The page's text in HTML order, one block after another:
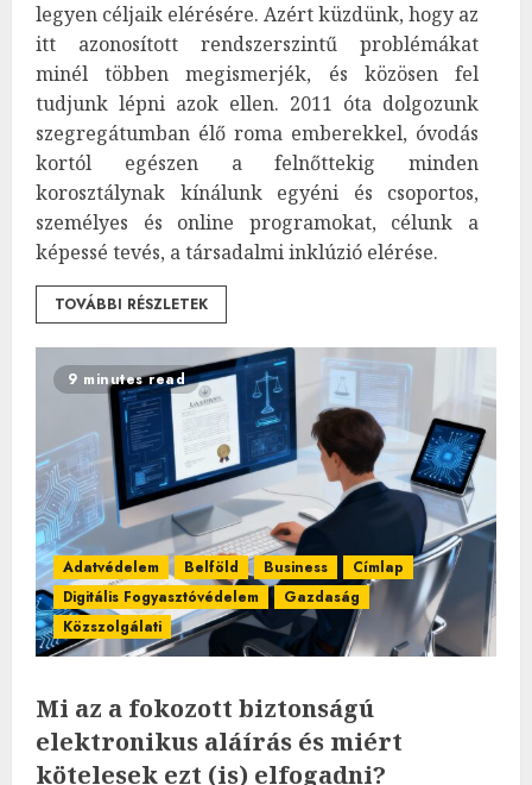
legyen céljaik elérésére. Azért küzdünk, hogy az
itt azonosított rendszerszintű problémákat
minél többen megismerjék, és közösen fel
tudjunk lépni azok ellen. 2011 óta dolgozunk
szegregátumban élő roma emberekkel, óvodás
kortól egészen a felnőttekig minden
korosztálynak kínálunk egyéni és csoportos,
személyes és online programokat, célunk a
képessé tevés, a társadalmi inklúzió elérése.
TOVÁBBI RÉSZLETEK
9 minutes read
Adatvédelem Belföld Business
Címlap
Digitális Fogyasztóvédelem
Gazdaság
Közszolgálati
Mi az a fokozott biztonságú
elektronikus aláírás és miért
kötelesek ezt (is) elfogadni?